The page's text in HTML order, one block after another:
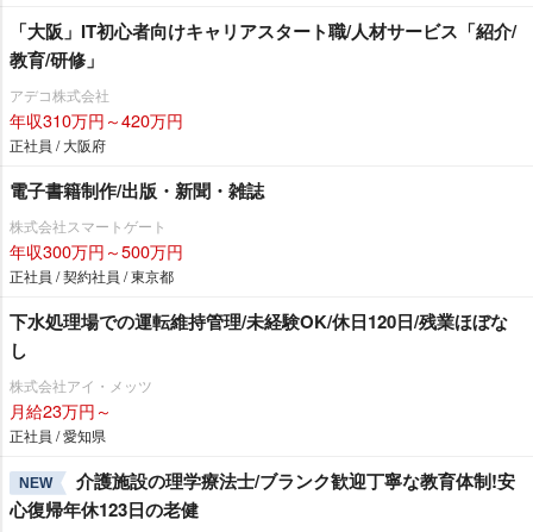
「大阪」IT初心者向けキャリアスタート職/人材サービス「紹介/
教育/研修」
アデコ株式会社
年収310万円～420万円
正社員 / 大阪府
電子書籍制作/出版・新聞・雑誌
株式会社スマートゲート
年収300万円～500万円
正社員 / 契約社員 / 東京都
下水処理場での運転維持管理/未経験OK/休日120日/残業ほぼな
し
株式会社アイ・メッツ
月給23万円～
正社員 / 愛知県
NEW
介護施設の理学療法士/ブランク歓迎丁寧な教育体制!安
心復帰年休123日の老健